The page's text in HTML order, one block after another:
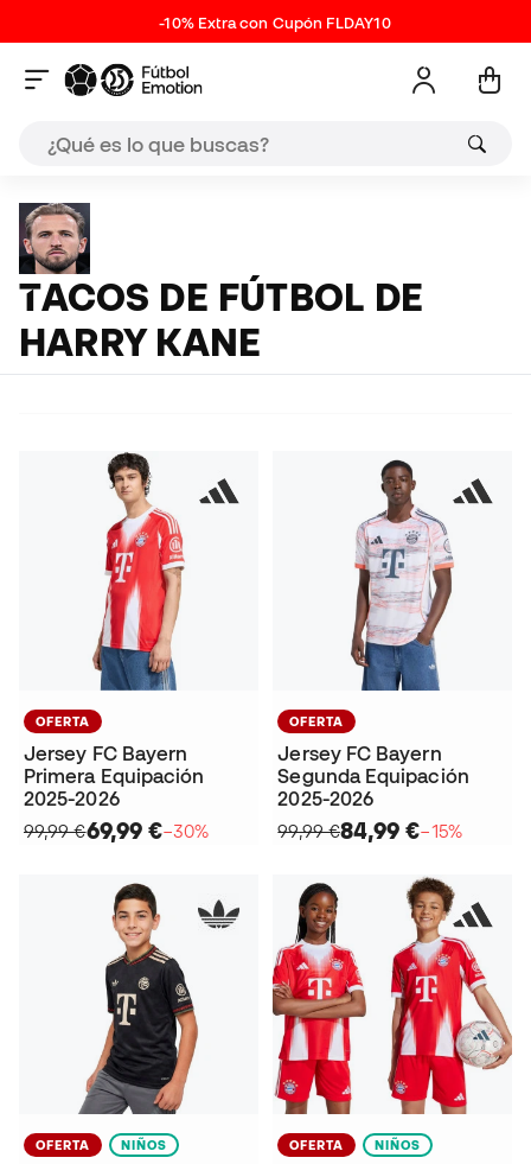
-10% Extra con Cupón FLDAY10
TACOS DE FÚTBOL DE
HARRY KANE
OFERTA
Jersey FC Bayern
Primera Equipación
2025-2026
99,99 €69,99 €−30%
OFERTA
Jersey FC Bayern
Segunda Equipación
2025-2026
99,99 €84,99 €−15%
OFERTA NIÑOS OFERTA NIÑOS